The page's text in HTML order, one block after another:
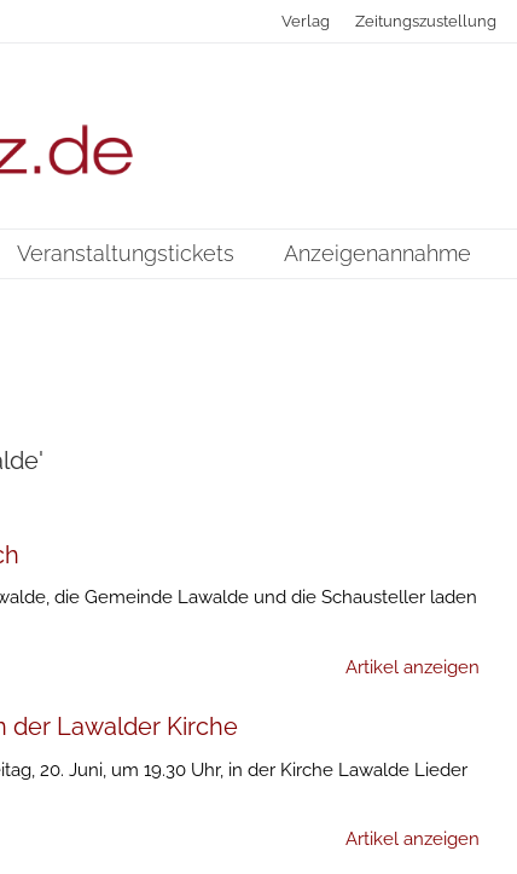
Verlag Zeitungszustellung
Veranstaltungstickets Anzeigenannahme
die Gemeinde Lawalde und die Schausteller laden
Artikel anzeigen
der Lawalder Kirche
20. Juni, um 19.30 Uhr, in der Kirche Lawalde Lieder
Artikel anzeigen